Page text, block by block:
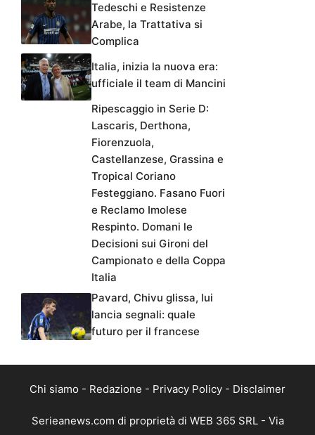
Tedeschi e Resistenze
Arabe, la Trattativa si
Complica
Italia, inizia la nuova era:
ufficiale il team di Mancini
Ripescaggio in Serie D:
Lascaris, Derthona,
Fiorenzuola,
Castellanzese, Grassina e
Tropical Coriano
Festeggiano. Fasano Fuori
e Reclamo Imolese
Respinto. Domani le
Decisioni sui Gironi del
Campionato e della Coppa
Italia
Pavard, Chivu glissa, lui
lancia segnali: quale
futuro per il francese
Chi siamo - Redazione - Privacy Policy - Disclaimer
Serieanews.com di proprietà di WEB 365 SRL - Via